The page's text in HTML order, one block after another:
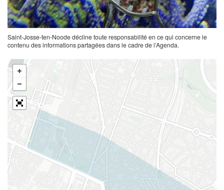
Saint-Josse-ten-Noode décline toute responsabilité en ce qui concerne le
contenu des informations partagées dans le cadre de l’Agenda.